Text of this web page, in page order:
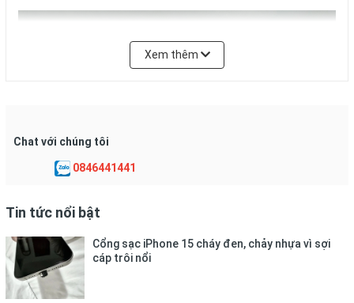
Xem thêm
Chat với chúng tôi
0846441441
Tin tức nổi bật
Cổng sạc iPhone 15 cháy đen, chảy nhựa vì sợi
cáp trôi nổi